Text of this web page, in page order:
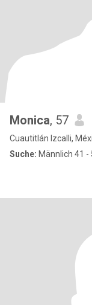
Monica, 57
Cuautitlán Izcalli,
Suche: Männlich 41 -